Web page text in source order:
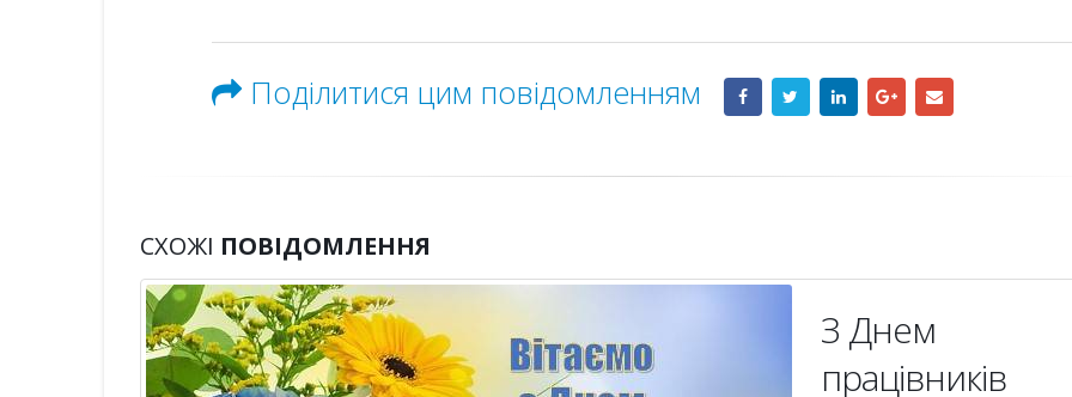
Поділитися цим повідомленням
СХОЖІ ПОВІДОМЛЕННЯ
З Днем
працівників